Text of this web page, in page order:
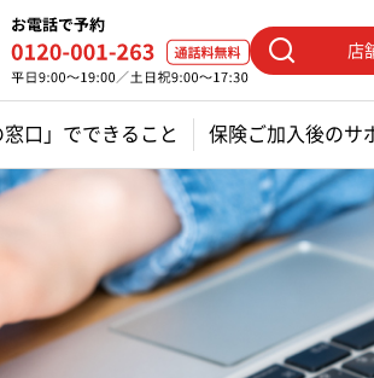
店
窓口」でできること 保険ご加入後のサ